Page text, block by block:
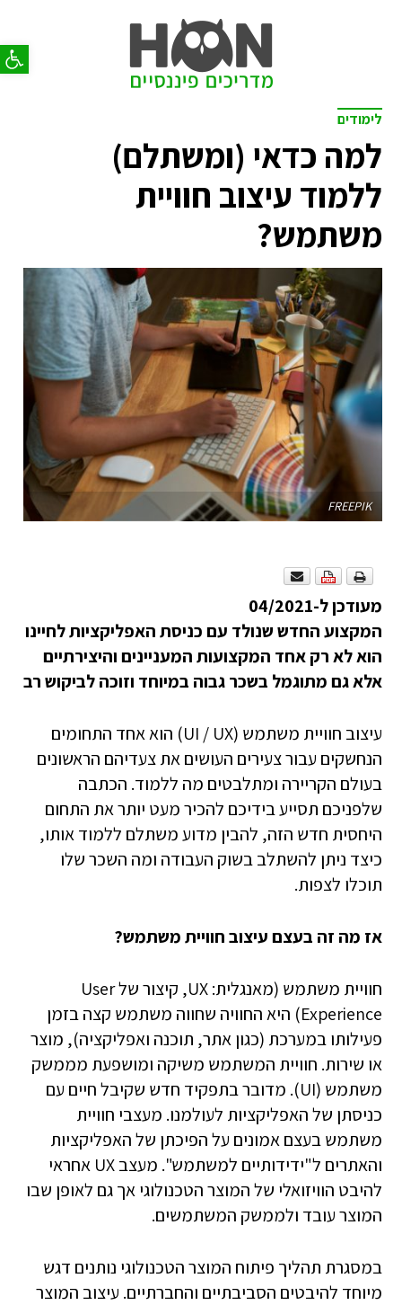
פתח
לימודים
למה כדאי (ומשתלם)
ללמוד עיצוב חוויית
משתמש?
FREEPIK
מעודכן ל-04/2021
המקצוע החדש שנולד עם כניסת האפליקציות לחיינו
הוא לא רק אחד המקצועות המעניינים והיצירתיים
אלא גם מתוגמל בשכר גבוה במיוחד וזוכה לביקוש רב
עיצוב חוויית משתמש (UI / UX) הוא אחד התחומים
הנחשקים עבור צעירים העושים את צעדיהם הראשונים
בעולם הקריירה ומתלבטים מה ללמוד. הכתבה
שלפניכם תסייע בידיכם להכיר מעט יותר את התחום
היחסית חדש הזה, להבין מדוע משתלם ללמוד אותו,
כיצד ניתן להשתלב בשוק העבודה ומה השכר שלו
תוכלו לצפות.
אז מה זה בעצם עיצובחוויית משתמש?
חוויית משתמש (מאנגלית: UX, קיצור של User
Experience) היא החוויה שחווה משתמש קצה בזמן
פעילותו במערכת (כגון אתר, תוכנה ואפליקציה), מוצר
או שירות. חוויית המשתמש משיקה ומושפעת מממשק
משתמש (UI). מדובר בתפקיד חדש שקיבל חיים עם
כניסתן של האפליקציות לעולמנו. מעצבי חוויית
משתמש בעצם אמונים על הפיכתן של האפליקציות
והאתרים ל"ידידותיים למשתמש". מעצב UX אחראי
להיבט הוויזואלי של המוצר הטכנולוגי אך גם לאופן שבו
המוצר עובד ולממשק המשתמשים.
במסגרת תהליך פיתוח המוצר הטכנולוגי נותנים דגש
מיוחד להיבטים הסביבתיים והחברתיים. עיצוב המוצר